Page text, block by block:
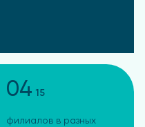
04 15
филиалов в разных